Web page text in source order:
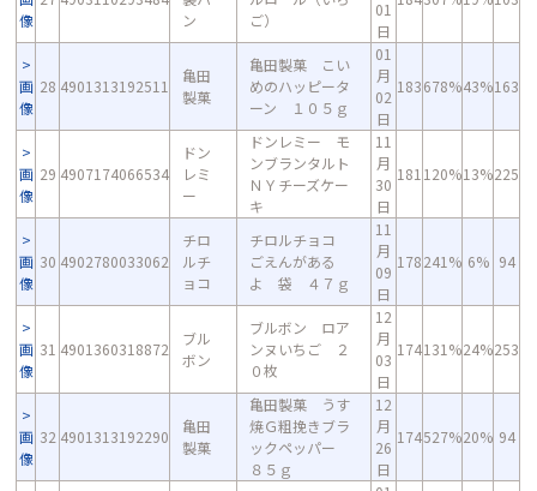
像
ン
ご）
01
日
画
像
28 4901313192511
亀田
製菓
亀田製菓 こい
めのハッピータ
ーン １０５ｇ
01
月
02
日
183678%43%163
画
像
29 4907174066534
ドン
レミ
ー
ドンレミー モ
ンブランタルト
ＮＹチーズケー
キ
11
月
30
日
181 120%13%225
画
像
30 4902780033062
チロ
ルチ
ョコ
チロルチョコ
ごえんがある
よ 袋 ４７ｇ
11
月
09
日
178241% 6% 94
画
像
31 4901360318872
ブル
ボン
ブルボン ロア
ンヌいちご ２
０枚
12
月
03
日
174131%24%253
画
像
32 4901313192290
亀田
製菓
亀田製菓 うす
焼Ｇ粗挽きブラ
ックペッパー
８５ｇ
12
月
26
日
174527%20% 94